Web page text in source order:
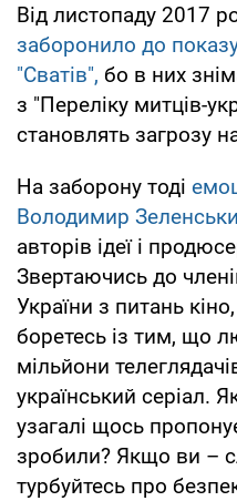
Від листопаду 2017
заборонило до показу
"Сватів", бо в них
з "Переліку митців-
становлять загрозу
На заборону тоді
Володимир
авторів ідеї і
Звертаючись до
України з питань
боретесь із тим, що
мільйони
український серіал.
узагалі щось
зробили? Якщо ви –
турбуйтесь про